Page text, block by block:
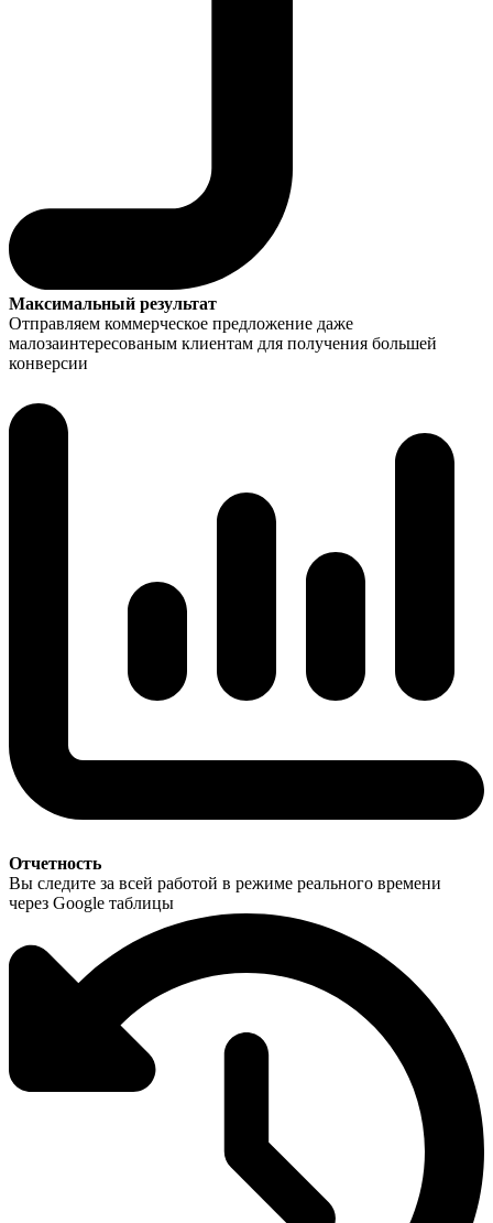
Максимальный результат
Отправляем коммерческое предложение даже
малозаинтересованым клиентам для получения большей
конверсии
Отчетность
Вы следите за всей работой в режиме реального времени
через Google таблицы